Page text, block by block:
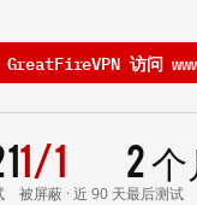
GreatFireVPN 访问
1/1
被屏蔽 · 近 90 天
2
最后测试